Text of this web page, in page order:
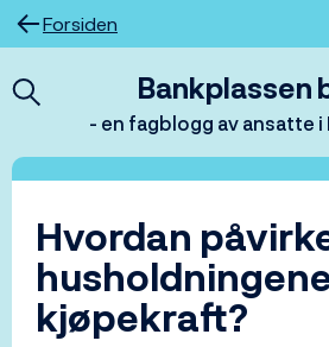
Hopp
til
Forsiden
Bankplassen
- en fagblogg av ansatte i
Hvordan
kjøpekraft?